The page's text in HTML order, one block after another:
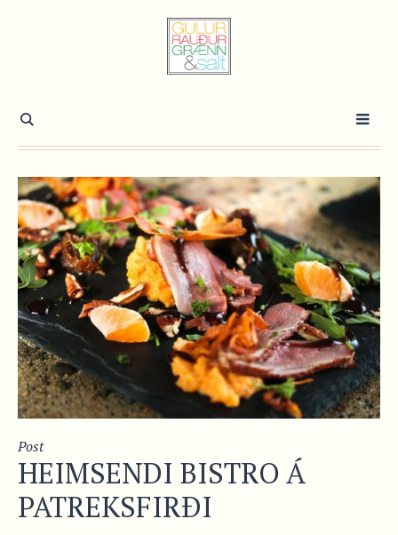
Post
HEIMSENDI BISTRO Á
PATREKSFIRÐI